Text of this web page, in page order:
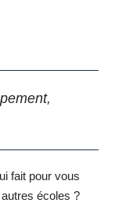
fait pour vous
écoles ?